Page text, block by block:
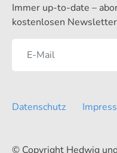
Immer up-to-date –
kostenlosen
Datenschutz
© Copyright Hedwig